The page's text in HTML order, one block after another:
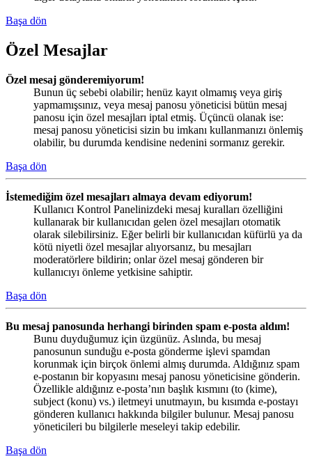
Başa dön
Özel Mesajlar
Özel mesaj gönderemiyorum!
Bunun üç sebebi olabilir; henüz kayıt olmamış veya giriş
yapmamışsınız, veya mesaj panosu yöneticisi bütün mesaj
panosu için özel mesajları iptal etmiş. Üçüncü olanak ise:
mesaj panosu yöneticisi sizin bu imkanı kullanmanızı önlemiş
olabilir, bu durumda kendisine nedenini sormanız gerekir.
Başa dön
İstemediğim özel mesajları almaya devam ediyorum!
Kullanıcı Kontrol Panelinizdeki mesaj kuralları özelliğini
kullanarak bir kullanıcıdan gelen özel mesajları otomatik
olarak silebilirsiniz. Eğer belirli bir kullanıcıdan küfürlü ya da
kötü niyetli özel mesajlar alıyorsanız, bu mesajları
moderatörlere bildirin; onlar özel mesaj gönderen bir
kullanıcıyı önleme yetkisine sahiptir.
Başa dön
Bu mesaj panosunda herhangi birinden spam e-posta aldım!
Bunu duyduğumuz için üzgünüz. Aslında, bu mesaj
panosunun sunduğu e-posta gönderme işlevi spamdan
korunmak için birçok önlemi almış durumda. Aldığınız spam
e-postanın bir kopyasını mesaj panosu yöneticisine gönderin.
Özellikle aldığınız e-posta’nın başlık kısmını (to (kime),
subject (konu) vs.) iletmeyi unutmayın, bu kısımda e-postayı
gönderen kullanıcı hakkında bilgiler bulunur. Mesaj panosu
yöneticileri bu bilgilerle meseleyi takip edebilir.
Başa dön